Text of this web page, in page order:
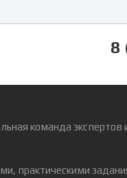
8
команда экспертов
практическими